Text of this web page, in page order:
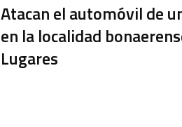
Atacan el automóvil de
en la localidad
Lugares